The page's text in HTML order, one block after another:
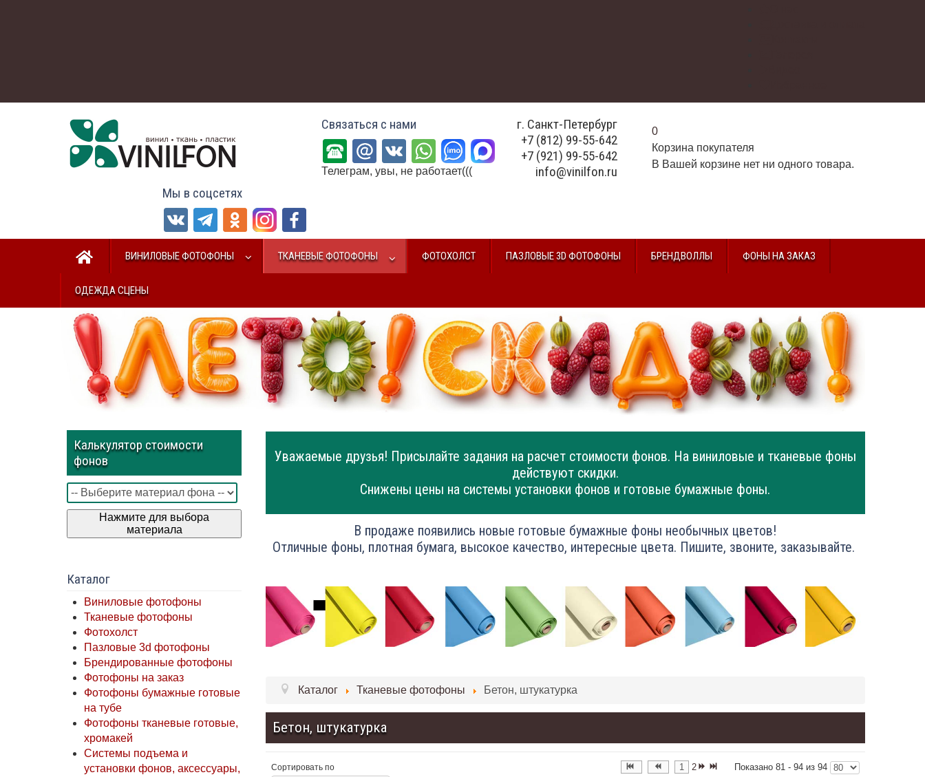
0
Корзина покупателя
В Вашей корзине нет ни одного товара.
г. Санкт-Петербург
+7 (812) 99-55-642
+7 (921) 99-55-642
info@vinilfon.ru
Связаться с нами
Телеграм, увы, не работает(((
Мы в соцсетях
ВИНИЛОВЫЕ ФОТОФОНЫ ТКАНЕВЫЕ ФОТОФОНЫ ФОТОХОЛСТ ПАЗЛОВЫЕ 3D ФОТОФОНЫ БРЕНДВОЛЛЫ ФОНЫ НА ЗАКАЗ
ОДЕЖДА СЦЕНЫ
Калькулятор стоимости
фонов
Нажмите для выбора
материала
Каталог
Виниловые фотофоны
Тканевые фотофоны
Фотохолст
Пазловые 3d фотофоны
Брендированные фотофоны
Фотофоны на заказ
Фотофоны бумажные готовые
на тубе
Фотофоны тканевые готовые,
хромакей
Системы подъема и
установки фонов, аксессуары,
Уважаемые друзья! Присылайте задания на расчет стоимости фонов. На виниловые и тканевые фоны
действуют скидки.
Снижены цены на системы установки фонов и готовые бумажные фоны.
В продаже появились новые готовые бумажные фоны необычных цветов!
Отличные фоны, плотная бумага, высокое качество, интересные цвета. Пишите, звоните, заказывайте.
Каталог Тканевые фотофоны Бетон, штукатурка
Бетон, штукатурка
Сортировать по
Показано 81 - 94 из 94
1 2